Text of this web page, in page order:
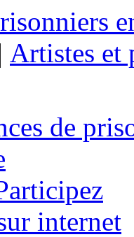
| Artistes et
de
internet